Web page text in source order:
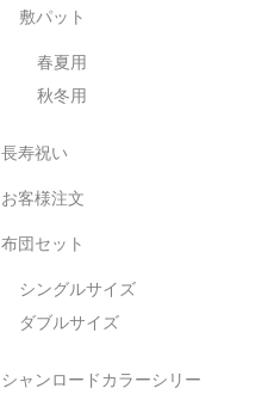
敷パット
春夏用
秋冬用
長寿祝い
お客様注文
布団セット
シングルサイズ
ダブルサイズ
シャンロードカラーシリー